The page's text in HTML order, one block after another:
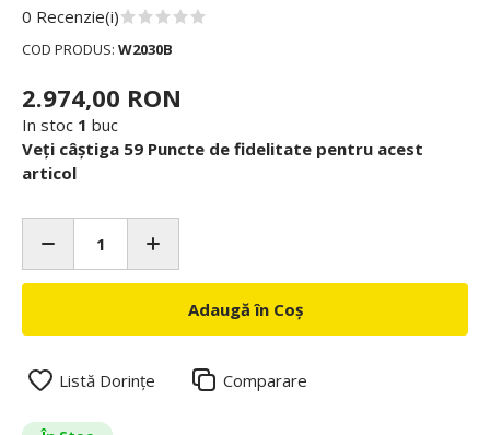
0 Recenzie(i)
COD PRODUS: W2030B
2.974,00 RON
In stoc 1 buc
Veți câștiga 59 Puncte de fidelitate pentru acest
articol
Adaugă în Coș
Listă Dorințe Comparare